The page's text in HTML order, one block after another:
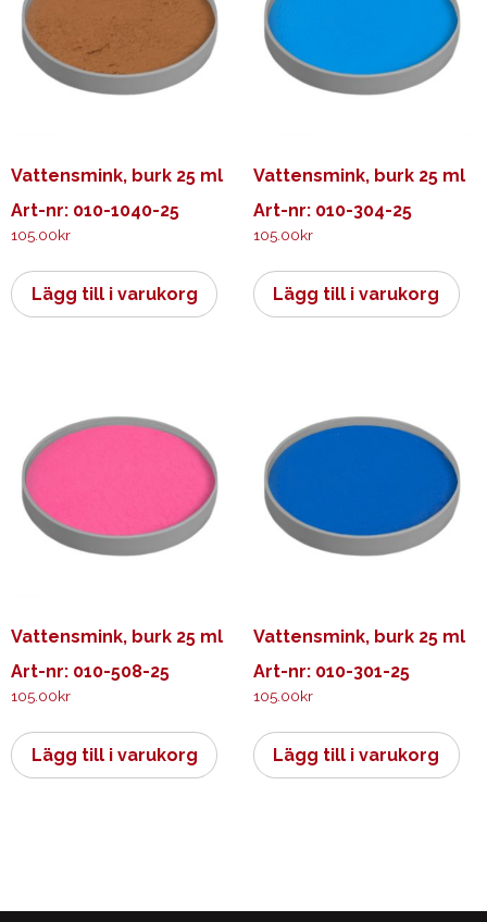
Vattensmink, burk 25 ml
Art-nr: 010-1040-25
105.00kr
Lägg till i varukorg
Vattensmink, burk 25 ml
Art-nr: 010-304-25
105.00kr
Lägg till i varukorg
Vattensmink, burk 25 ml
Art-nr: 010-508-25
105.00kr
Lägg till i varukorg
Vattensmink, burk 25 ml
Art-nr: 010-301-25
105.00kr
Lägg till i varukorg